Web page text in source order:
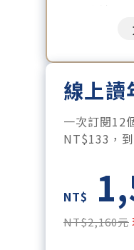
好書清單
的》、《
回憶錄》
課》、《
往》
暢讀全站
月刊、特
每「季」
訂閱到期
每月下載
訂閱專屬
科技趨勢
線上讀
一次訂閱12
NT$133，
NT$
NT$2,160元